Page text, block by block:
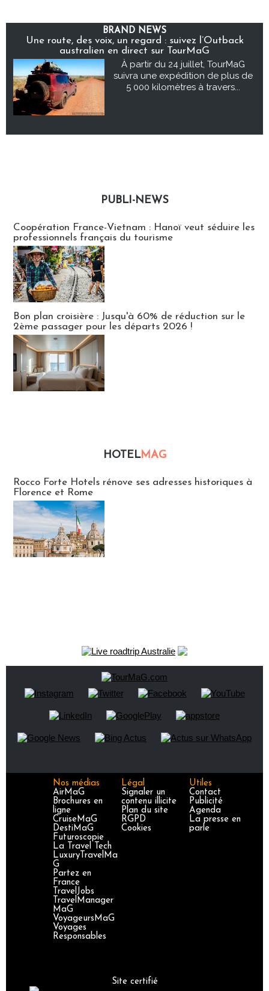
BRAND NEWS
Une route, des voix, un regard : suivez l’Outback
australien en direct sur TourMaG
À partir du 24 juillet, TourMaG
suivra une expédition de plus de
5 000 kilomètres à travers...
PUBLI-NEWS
Coopération France-Vietnam : Hanoï veut séduire les
professionnels français du tourisme
Bon plan croisière : Jusqu'à 60% de réduction sur le
2ème passager pour les départs 2026 !
HOTELMAG
Rocco Forte Hotels rénove ses adresses historiques à
Florence et Rome
Nos médias
AirMaG
Brochures en
ligne
CruiseMaG
DestiMaG
Futuroscopie
La Travel Tech
LuxuryTravelMa
G
Partez en
France
TravelJobs
TravelManager
MaG
VoyageursMaG
Voyages
Responsables
Légal
Signaler un
contenu illicite
Plan du site
RGPD
Cookies
Utiles
Contact
Publicité
Agenda
La presse en
parle
Site certifié